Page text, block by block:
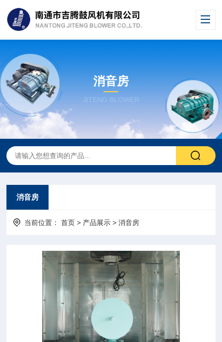
消音房
JITENG BLOWER
消音房
当前位置：首页 > 产品展示 >消音房